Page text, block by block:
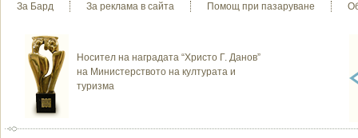
За Бард За реклама в сайта Помощ при пазаруване
Носител на наградата “Христо Г. Данов”
на Министерството на културата и
туризма